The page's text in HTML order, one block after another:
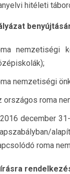
hitéleti
nemzetiségi
nemzetiségi
országos roma
december
roma